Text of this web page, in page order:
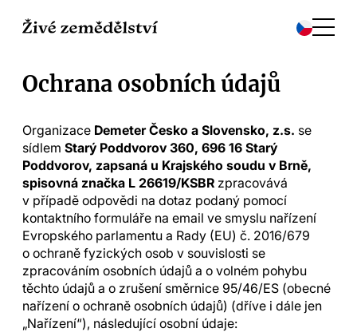
Ochrana osobních údajů
Organizace Demeter Česko a Slovensko, z.s. se
sídlem Starý Poddvorov 360, 696 16 Starý
Poddvorov, zapsaná u Krajského soudu v Brně,
spisovná značka L 26619/KSBR zpracovává
v případě odpovědi na dotaz podaný pomocí
kontaktního formuláře na email ve smyslu nařízení
Evropského parlamentu a Rady (EU) č. 2016/679
o ochraně fyzických osob v souvislosti se
zpracováním osobních údajů a o volném pohybu
těchto údajů a o zrušení směrnice 95/46/ES (obecné
nařízení o ochraně osobních údajů) (dříve i dále jen
„Nařízení“), následující osobní údaje: